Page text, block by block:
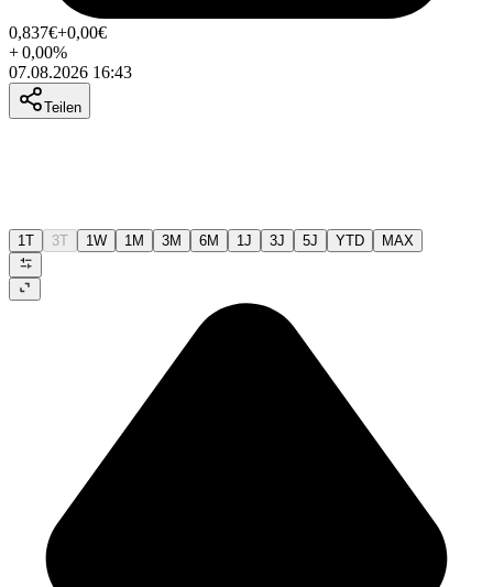
0,837€+0,00€
+0,00%
07.08.2026 16:43
Teilen
1T 3T 1W 1M 3M 6M 1J 3J 5J YTD MAX